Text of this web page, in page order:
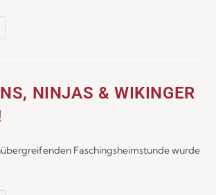
NINJAS & WIKINGER
Faschingsheimstunde wurde